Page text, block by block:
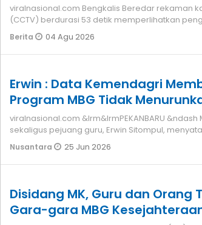
viralnasional.com Bengkalis Beredar rekaman kamera pengawas
(CCTV) berdurasi 53 detik memperlihatkan
karyawan Satu
Berita 04 Agu 2026
Erwin : Data Kemendagri
Program MBG Tidak
viralnasional.com &lrm&lrmPEKANBARU &ndash
sekaligus pejuang guru, Erwin Sitompul,
dengan hasil kla
Nusantara 25 Jun 2026
Disidang MK, Guru dan Orang
Gara-gara MBG